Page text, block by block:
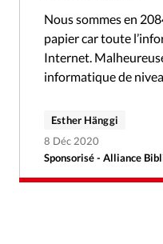
Nous sommes en
papier car toute
Internet.
informatique de
Sponsorisé - Alliance
Esther Hänggi
8 Déc 2020